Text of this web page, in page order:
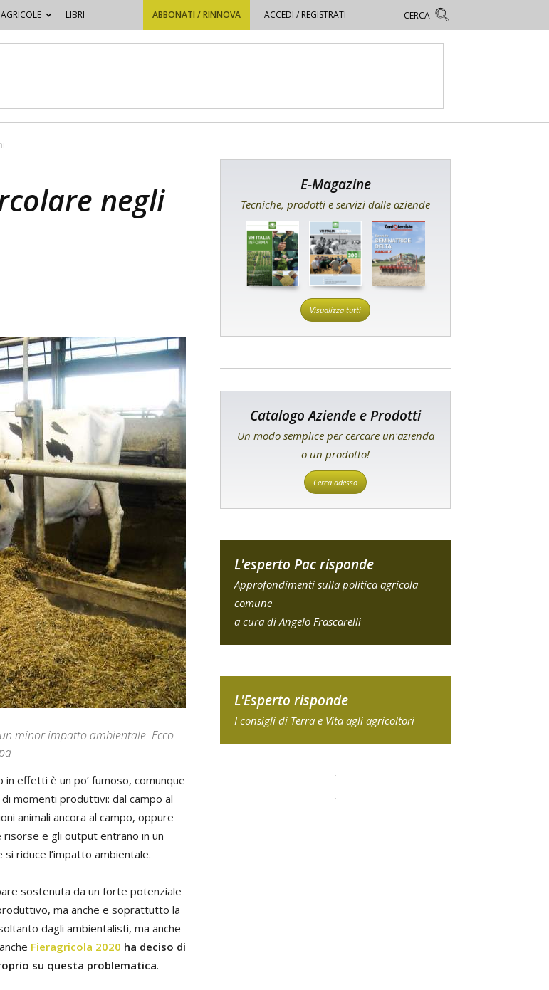
LIBRI ABBONATI / RINNOVA ACCEDI / REGISTRATI
negli
minor impatto ambientale. Ecco
in effetti è un po’ fumoso, comunque
momenti produttivi: dal campo al
animali ancora al campo, oppure
risorse e gli output entrano in un
riduce l’impatto ambientale.
sostenuta da un forte potenziale
ma anche e soprattutto la
dagli ambientalisti, ma anche
Fieragricola 2020 ha deciso di
su questa problematica.
E-Magazine
Tecniche, prodotti e servizi dalle aziende
Visualizza tutti
Catalogo Aziende e Prodotti
Un modo semplice per cercare un'azienda
o un prodotto!
Cerca adesso
L'esperto Pac risponde
Approfondimenti sulla politica agricola
comune
a cura di Angelo Frascarelli
L'Esperto risponde
I consigli di Terra e Vita agli agricoltori